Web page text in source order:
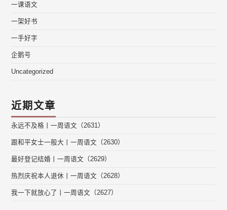
一课语文
一架好书
一手好字
企鹅号
Uncategorized
近期文章
永远不及格丨一周语文（2631）
跟和平女士一般大丨一周语文（2630）
最好登记结婚丨一周语文（2629）
热烈庆祝本人退休丨一周语文（2628）
我一下就放心了丨一周语文（2627）